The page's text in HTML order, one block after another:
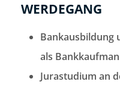
WERDEGANG
Bankausbildung
als
Jurastudium an